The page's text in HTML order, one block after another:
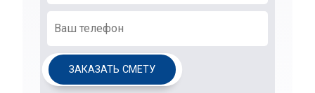
ЗАКАЗАТЬ СМЕТУ